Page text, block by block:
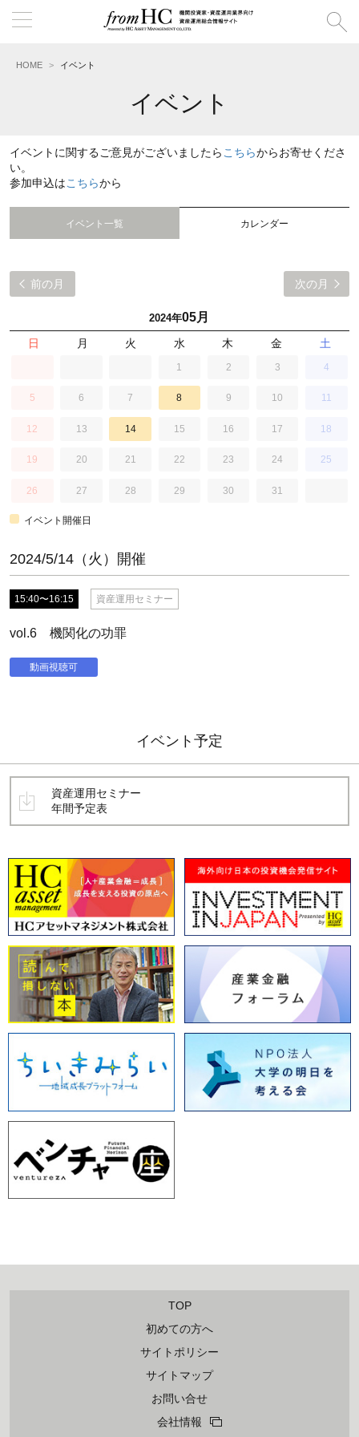
HOME イベント
イベント
イベントに関するご意見がございましたら こちらからお寄せくださ
い。
参加申込はこちらから
イベント一覧 カレンダー
前の月
2024年05月
日 月 火 水 木 金 土
1 2 3 4
5 6 7 8 9 10 11
12 13 14 15 16 17 18
19 20 21 22 23 24 25
26 27 28 29 30 31
次の月
イベント開催日
2024/5/14（火）開催
15:40〜16:15 資産運用セミナー
vol.6 機関化の功罪
動画視聴可
イベント予定
資産運用セミナー
年間予定表
TOP
初めての方へ
サイトポリシー
サイトマップ
お問い合せ
会社情報